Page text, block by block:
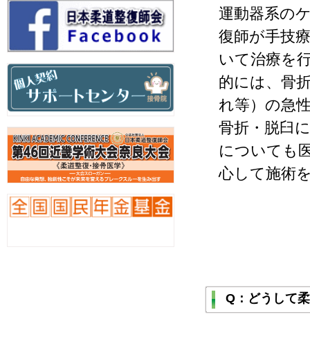
運動器系の
復師が手技
いて治療を
的には、骨
れ等）の急
骨折・脱臼
についても
心して施術
Q：どうして